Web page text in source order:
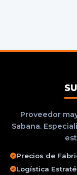
Proveedor
Sabana.
Precios de
Logística